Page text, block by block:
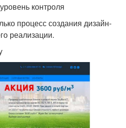
контроля
процесс создания дизайн-
реализации.